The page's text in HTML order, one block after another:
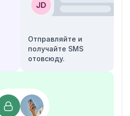
Отправляйте и
получайте SMS
отовсюду.